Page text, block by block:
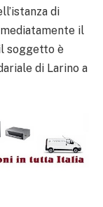
di
il
soggetto è
di Larino a